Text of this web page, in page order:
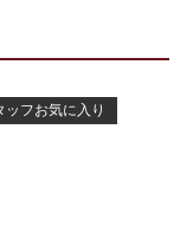
ッフお気に入り